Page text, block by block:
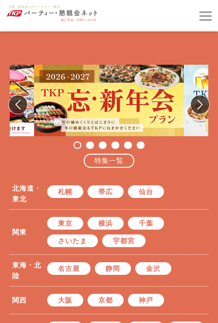
特集一覧
北海道・
東北
札幌 帯広 仙台
関東
東京 横浜 千葉
さいたま 宇都宮
東海・北
陸
名古屋 静岡 金沢
関西 大阪 京都 神戸